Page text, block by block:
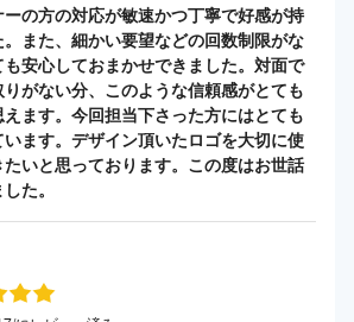
の方の対応が敏速かつ丁寧で好感が持
また、細かい要望などの回数制限がな
も安心しておまかせできました。対面で
がない分、このような信頼感がとても
えます。今回担当下さった方にはとても
ます。デザイン頂いたロゴを大切に使
たいと思っております。この度はお世話
た。